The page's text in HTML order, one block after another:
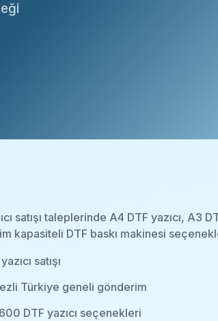
satışı taleplerinde A4 DTF yazıcı, A3
kapasiteli DTF baskı makinesi
satışı
Türkiye geneli gönderim
DTF yazıcı seçenekleri